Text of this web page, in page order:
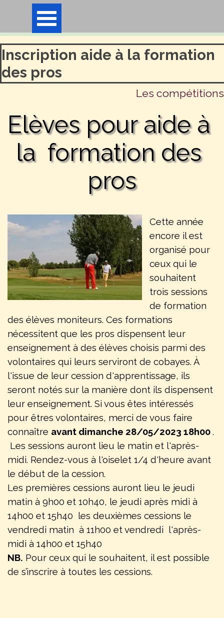
Aller au contenu
Inscription aide à la formation
des pros
Les compétitions
Elèves pour aide à
la  formation des
pros
Cette année
encore il est
organisé pour
ceux qui le
souhaitent
trois sessions
de formation
des élèves moniteurs. Ces formations
nécessitent que les pros dispensent leur
enseignement à des élèves choisis parmi des
volontaires qui leurs serviront de cobayes. À
l'issue de leur cession d'apprentissage, ils
seront notés sur la manière dont ils dispensent
leur enseignement. Si vous êtes intéressés
pour êtres volontaires, merci de vous faire
connaître avant dimanche 28/05/2023 18h00.
Les sessions auront lieu le matin et l'après-
midi. Rendez-vous à l'oiselet 1/4 d'heure avant
le début de la cession.
Les premières cessions auront lieu le jeudi
matin à 9h00 et 10h40, le jeudi après midi à
14h00 et 15h40 les deuxièmes cessions le
vendredi matin à 11h00 et vendredi l'après-
midi à 14h00 et 15h40
NB. Pour ceux qui le souhaitent, il est possible
de s’inscrire à toutes les cessions.